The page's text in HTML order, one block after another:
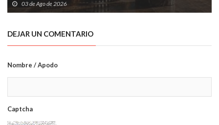
03 de Ago de 2026
DEJAR UN COMENTARIO
Nombre / Apodo
Captcha